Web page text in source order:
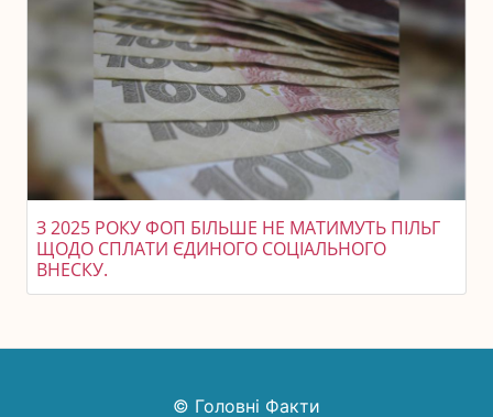
З 2025 РОКУ ФОП БІЛЬШЕ НЕ МАТИМУТЬ ПІЛЬГ
ЩОДО СПЛАТИ ЄДИНОГО СОЦІАЛЬНОГО
ВНЕСКУ.
© Головні Факти